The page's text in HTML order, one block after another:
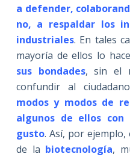
a defender,
no, a respaldar los
industriales. En tales
mayoría de ellos lo
sus bondades, sin el
confundir al
modos y modos de
algunos de ellos
gusto. Así, por
de la biotecnología,